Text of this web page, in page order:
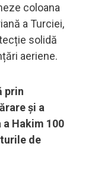
coloana
a Turciei,
solidă
aeriene.
prin
și a
Hakim 100
de